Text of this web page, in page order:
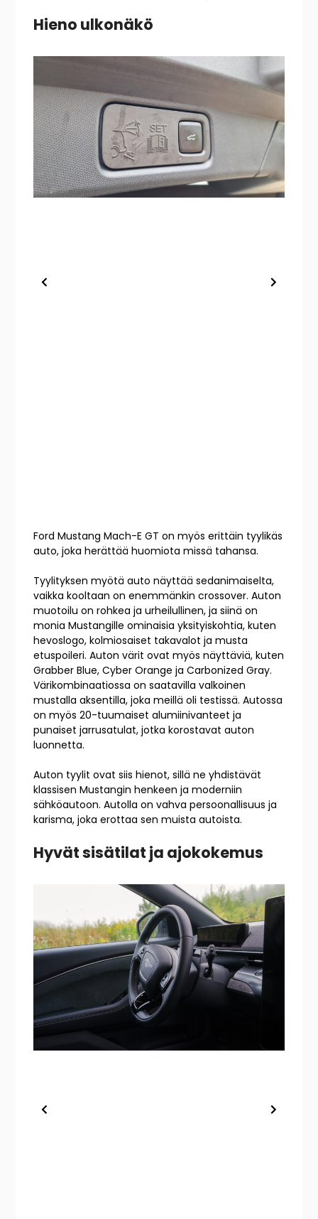
Hieno ulkonäkö
Ford Mustang Mach-E GT on myös erittäin tyylikäs
auto, joka herättää huomiota missä tahansa.
Tyylityksen myötä auto näyttää sedanimaiselta,
vaikka kooltaan on enemmänkin crossover. Auton
muotoilu on rohkea ja urheilullinen, ja siinä on
monia Mustangille ominaisia yksityiskohtia, kuten
hevoslogo, kolmiosaiset takavalot ja musta
etuspoileri. Auton värit ovat myös näyttäviä, kuten
Grabber Blue, Cyber Orange ja Carbonized Gray.
Värikombinaatiossa on saatavilla valkoinen
mustalla aksentilla, joka meillä oli testissä. Autossa
on myös 20-tuumaiset alumiinivanteet ja
punaiset jarrusatulat, jotka korostavat auton
luonnetta.
Auton tyylit ovat siis hienot, sillä ne yhdistävät
klassisen Mustangin henkeen ja moderniin
sähköautoon. Autolla on vahva persoonallisuus ja
karisma, joka erottaa sen muista autoista.
Hyvät sisätilat ja ajokokemus